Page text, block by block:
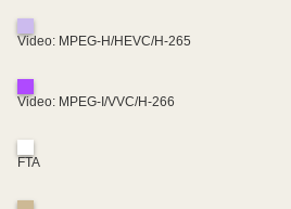
Video: MPEG-H/HEVC/H-265
Video: MPEG-I/VVC/H-266
FTA